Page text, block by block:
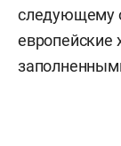
следующему
европейские